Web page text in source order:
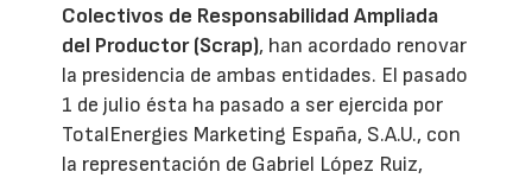
Colectivos de Responsabilidad Ampliada
del Productor (Scrap), han acordado renovar
la presidencia de ambas entidades. El pasado
1 de julio ésta ha pasado a ser ejercida por
TotalEnergies Marketing España, S.A.U., con
la representación de Gabriel López Ruiz,